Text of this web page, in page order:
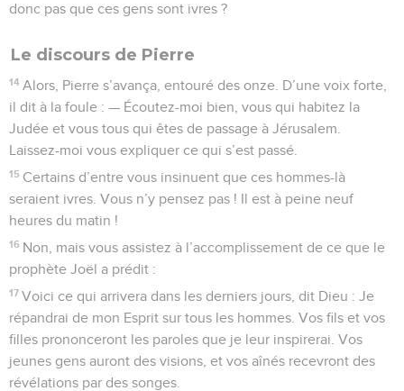
donc pas que ces gens sont ivres ?
Le discours de Pierre
14 Alors, Pierre s’avança, entouré des onze. D’une voix forte,
il dit à la foule : — Écoutez-moi bien, vous qui habitez la
Judée et vous tous qui êtes de passage à Jérusalem.
Laissez-moi vous expliquer ce qui s’est passé.
15 Certains d’entre vous insinuent que ces hommes-là
seraient ivres. Vous n’y pensez pas ! Il est à peine neuf
heures du matin !
16 Non, mais vous assistez à l’accomplissement de ce que le
prophète Joël a prédit :
17 Voici ce qui arrivera dans les derniers jours, dit Dieu : Je
répandrai de mon Esprit sur tous les hommes. Vos fils et vos
filles prononceront les paroles que je leur inspirerai. Vos
jeunes gens auront des visions, et vos aînés recevront des
révélations par des songes.